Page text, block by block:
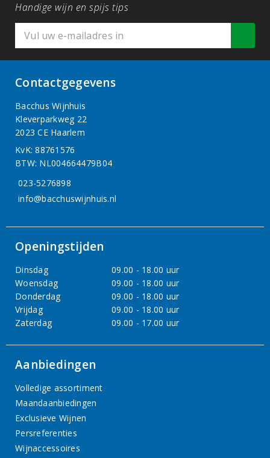
Handige wijn en spijs tips
Contactgegevens
Bacchus Wijnhuis
Kleverparkweg 22
2023 CE Haarlem
KvK: 88761576
BTW: NL004664479B04
023-5276898
info@bacchuswijnhuis.nl
Openingstijden
Dinsdag
09.00 - 18.00 uur
Woensdag
09.00 - 18.00 uur
Donderdag
09.00 - 18.00 uur
Vrijdag
09.00 - 18.00 uur
Zaterdag
09.00 - 17.00 uur
Aanbiedingen
Volledige assortiment
Maandaanbiedingen
Exclusieve Wijnen
Persreferenties
Wijnaccessoires